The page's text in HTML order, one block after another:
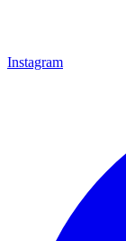
Instagram